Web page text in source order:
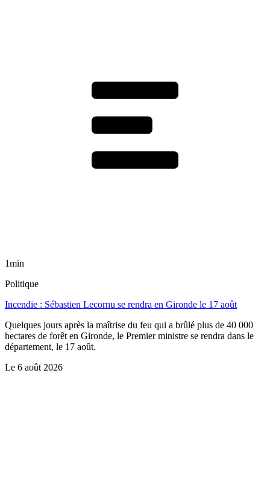
1min
Politique
Incendie : Sébastien Lecornu se rendra en Gironde le 17 août
Quelques jours après la maîtrise du feu qui a brûlé plus de 40 000
hectares de forêt en Gironde, le Premier ministre se rendra dans le
département, le 17 août.
Le 6 août 2026